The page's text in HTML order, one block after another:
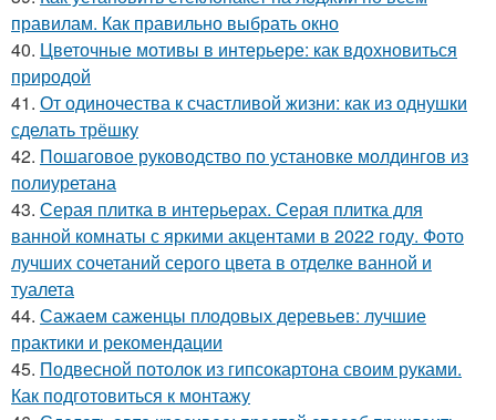
правилам. Как правильно выбрать окно
40. Цветочные мотивы в интерьере: как вдохновиться
природой
41. От одиночества к счастливой жизни: как из однушки
сделать трёшку
42. Пошаговое руководство по установке молдингов из
полиуретана
43. Серая плитка в интерьерах. Серая плитка для
ванной комнаты с яркими акцентами в 2022 году. Фото
лучших сочетаний серого цвета в отделке ванной и
туалета
44. Сажаем саженцы плодовых деревьев: лучшие
практики и рекомендации
45. Подвесной потолок из гипсокартона своим руками.
Как подготовиться к монтажу